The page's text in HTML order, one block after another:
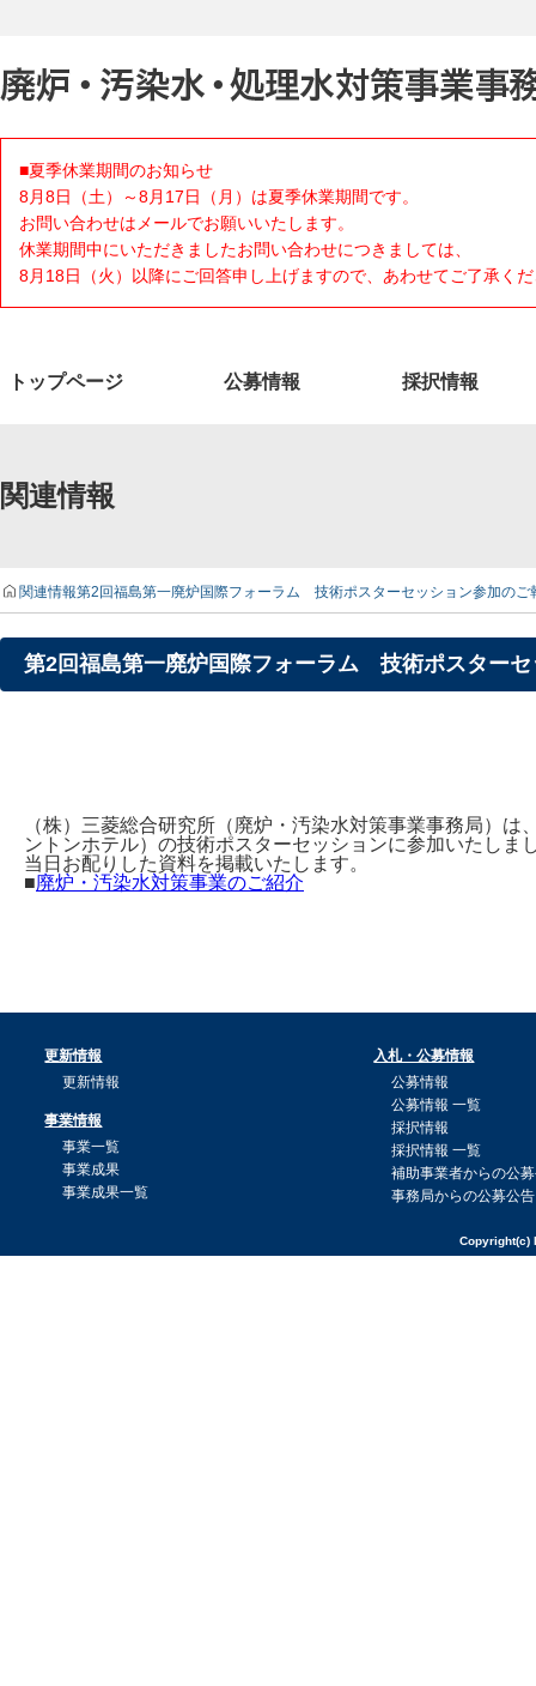
■夏季休業期間のお知らせ
8月8日（土）～8月17日（月）は夏季休業期間です。
お問い合わせはメールでお願いいたします。
休業期間中にいただきましたお問い合わせにつきましては、
8月18日（火）以降にご回答申し上げますので、あわせてご了承く
トップページ 公募情報 採択情報
関連情報
関連情報第2回福島第一廃炉国際フォーラム 技術ポスターセッション参加のご
第2回福島第一廃炉国際フォーラム 技術ポスター
（株）三菱総合研究所（廃炉・汚染水対策事業事務局）
ントンホテル）の技術ポスターセッションに参加いたしま
当日お配りした資料を掲載いたします。
■廃炉・汚染水対策事業のご紹介
更新情報
更新情報
事業情報
事業一覧
事業成果
事業成果一覧
入札・公募情報
公募情報
公募情報 一覧
採択情報
採択情報 一覧
補助事業者からの公
事務局からの公募公告
Copyright(c)